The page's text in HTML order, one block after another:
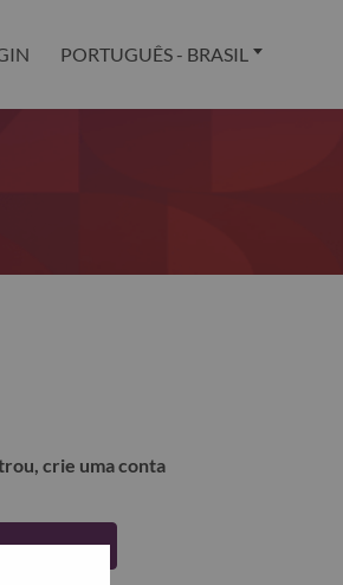
PORTUGUÊS - BRASIL
crie uma conta